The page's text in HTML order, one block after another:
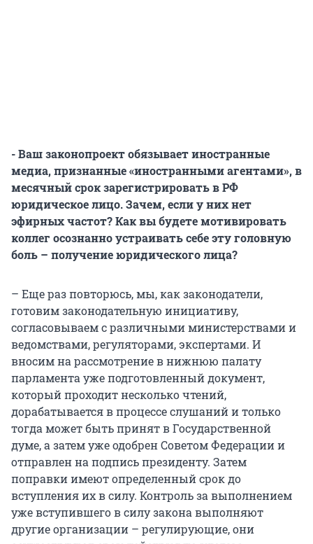
- Ваш законопроект обязывает иностранные
медиа, признанные «иностранными агентами», в
месячный срок зарегистрировать в РФ
юридическое лицо. Зачем, если у них нет
эфирных частот? Как вы будете мотивировать
коллег осознанно устраивать себе эту головную
боль – получение юридического лица?
– Еще раз повторюсь, мы, как законодатели,
готовим законодательную инициативу,
согласовываем с различными министерствами и
ведомствами, регуляторами, экспертами. И
вносим на рассмотрение в нижнюю палату
парламента уже подготовленный документ,
который проходит несколько чтений,
дорабатывается в процессе слушаний и только
тогда может быть принят в Государственной
думе, а затем уже одобрен Советом Федерации и
отправлен на подпись президенту. Затем
поправки имеют определенный срок до
вступления их в силу. Контроль за выполнением
уже вступившего в силу закона выполняют
другие организации – регулирующие, они